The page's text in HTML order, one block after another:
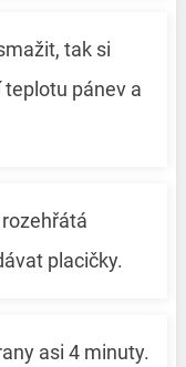
tak si
pánev a
placičky.
asi 4 minuty.